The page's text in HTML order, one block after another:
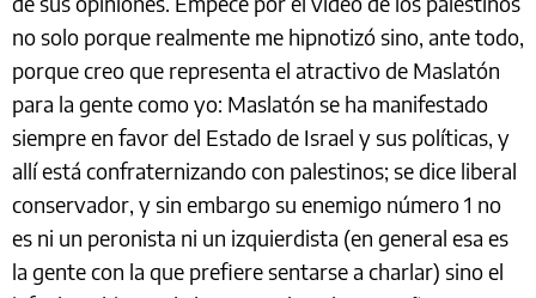
no solo porque realmente me hipnotizó sino, ante todo,
porque creo que representa el atractivo de Maslatón
para la gente como yo: Maslatón se ha manifestado
siempre en favor del Estado de Israel y sus políticas, y
allí está confraternizando con palestinos; se dice liberal
conservador, y sin embargo su enemigo número 1 no
es ni un peronista ni un izquierdista (en general esa es
la gente con la que prefiere sentarse a charlar) sino el